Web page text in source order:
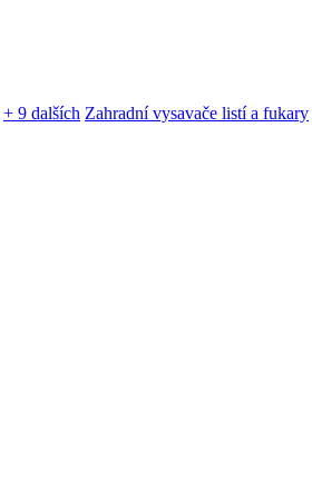
+ 9 dalších Zahradní vysavače listí a fukary